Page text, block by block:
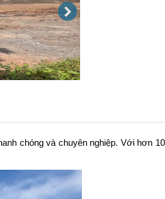
chóng và chuyên nghiệp. Với hơn